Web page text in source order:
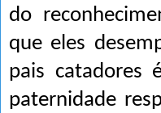
do
que eles
pais catadores
paternidade